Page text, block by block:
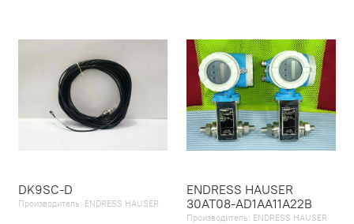
DK9SC-D
Производитель: ENDRESS HAUSER
ENDRESS HAUSER
30AT08-AD1AA11A22B
Производитель: ENDRESS HAUSER